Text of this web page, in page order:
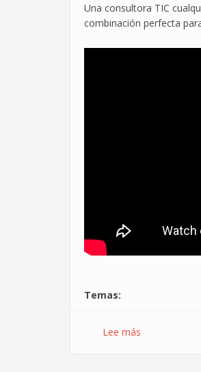
hacer
"guardias"
Una consultora TIC
combinación perfecta
Temas
Lee más